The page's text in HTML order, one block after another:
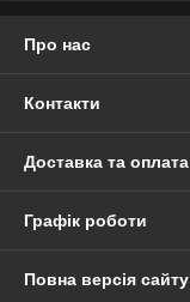
Про нас
Контакти
Доставка та оплата
Графік роботи
Повна версія сайту